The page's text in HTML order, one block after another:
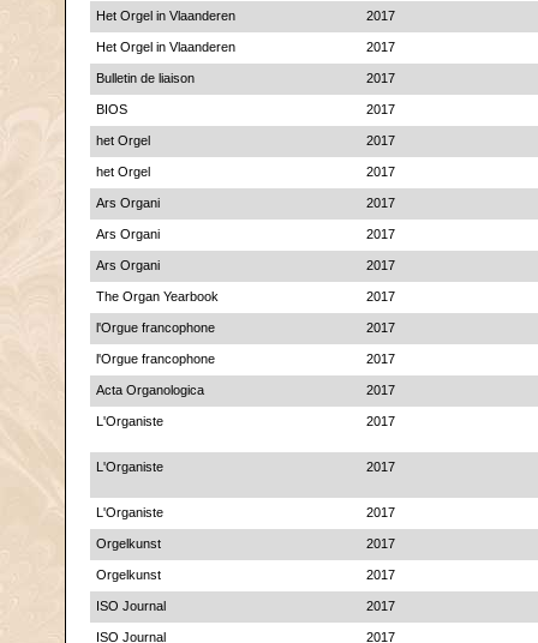
Het Orgel in Vlaanderen 2017
Het Orgel in Vlaanderen 2017
Bulletin de liaison 2017
BIOS 2017
het Orgel 2017
het Orgel 2017
Ars Organi 2017
Ars Organi 2017
Ars Organi 2017
The Organ Yearbook 2017
l'Orgue francophone 2017
l'Orgue francophone 2017
Acta Organologica 2017
L'Organiste 2017
L'Organiste 2017
L'Organiste 2017
Orgelkunst 2017
Orgelkunst 2017
ISO Journal 2017
ISO Journal 2017